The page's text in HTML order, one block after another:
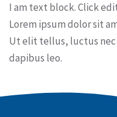
I am text block. Click
Lorem ipsum dolor sit
Ut elit tellus, luctus
dapibus leo.